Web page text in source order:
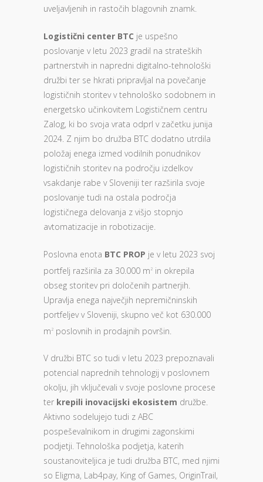
uveljavljenih in rastočih blagovnih znamk.
Logistični center BTC je uspešno
poslovanje v letu 2023 gradil na strateških
partnerstvih in napredni digitalno-tehnološki
družbi ter se hkrati pripravljal na povečanje
logističnih storitev v tehnološko sodobnem in
energetsko učinkovitem Logističnem centru
Zalog, ki bo svoja vrata odprl v začetku junija
2024. Z njim bo družba BTC dodatno utrdila
položaj enega izmed vodilnih ponudnikov
logističnih storitev na področju izdelkov
vsakdanje rabe v Sloveniji ter razširila svoje
poslovanje tudi na ostala področja
logističnega delovanja z višjo stopnjo
avtomatizacije in robotizacije.
Poslovna enota BTC PROP je v letu 2023 svoj
portfelj razširila za 30.000 m 2 in okrepila
obseg storitev pri določenih partnerjih.
Upravlja enega največjih nepremičninskih
portfeljev v Sloveniji, skupno več kot 630.000
m 2 poslovnih in prodajnih površin.
V družbi BTC so tudi v letu 2023 prepoznavali
potencial naprednih tehnologij v poslovnem
okolju, jih vključevali v svoje poslovne procese
ter krepili inovacijski ekosistem družbe.
Aktivno sodelujejo tudi z ABC
pospeševalnikom in drugimi zagonskimi
podjetji. Tehnološka podjetja, katerih
soustanoviteljica je tudi družba BTC, med njimi
so Eligma, Lab4pay, King of Games, OriginTrail,